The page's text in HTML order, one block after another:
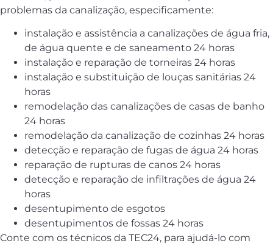
problemas da canalização, especificamente:
instalação e assistência a canalizações de água fria,
de água quente e de saneamento 24 horas
instalação e reparação de torneiras 24 horas
instalação e substituição de louças sanitárias 24
horas
remodelação das canalizações de casas de banho
24 horas
remodelação da canalização de cozinhas 24 horas
detecção e reparação de fugas de água 24 horas
reparação de rupturas de canos 24 horas
detecção e reparação de infiltrações de água 24
horas
desentupimento de esgotos
desentupimentos de fossas 24 horas
Conte com os técnicos da TEC24, para ajudá-lo com